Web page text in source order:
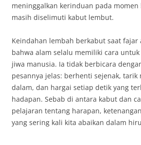
meninggalkan kerinduan pada momen
masih diselimuti kabut lembut.
Keindahan lembah berkabut saat fajar
bahwa alam selalu memiliki cara
jiwa manusia. Ia tidak berbicara
pesannya jelas: berhenti sejenak, tarik
dalam, dan hargai setiap detik yang
hadapan. Sebab di antara kabut dan
pelajaran tentang harapan,
yang sering kali kita abaikan dalam